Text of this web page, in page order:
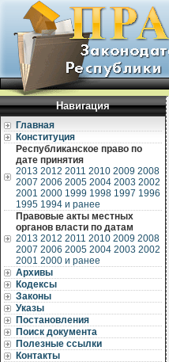
Навигация
Главная
Конституция
Республиканское право по
дате принятия
2013 2012 2011 2010 2009 2008
2007 2006 2005 2004 2003 2002
2001 2000 1999 1998 1997 1996
1995 1994 и ранее
Правовые акты местных
органов власти по датам
2013 2012 2011 2010 2009 2008
2007 2006 2005 2004 2003 2002
2001 2000 и ранее
Архивы
Кодексы
Законы
Указы
Постановления
Поиск документа
Полезные ссылки
Контакты